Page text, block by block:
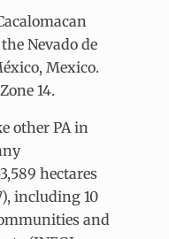
Nevado de
Mexico.
14.
other PA in
hectares
including 10
and